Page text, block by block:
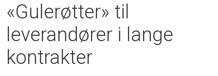
«Gulerøtter» til
leverandører i lange
kontrakter